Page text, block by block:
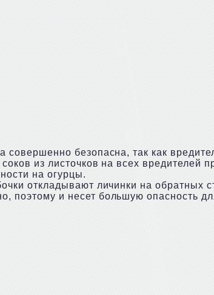
безопасна, так как
из листочков на всех вредителей
на огурцы.
откладывают личинки на обратных
поэтому и несет большую опасность